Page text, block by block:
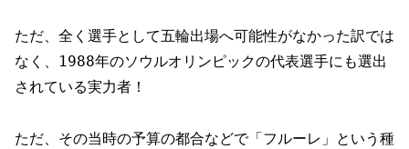
ただ、全く選手として五輪出場へ可能性がなかった訳では
なく、1988年のソウルオリンピックの代表選手にも選出
されている実力者！
ただ、その当時の予算の都合などで「フルーレ」という種